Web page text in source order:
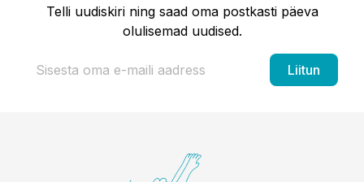
Telli uudiskiri ning saad oma postkasti päeva
olulisemad uudised.
Liitun